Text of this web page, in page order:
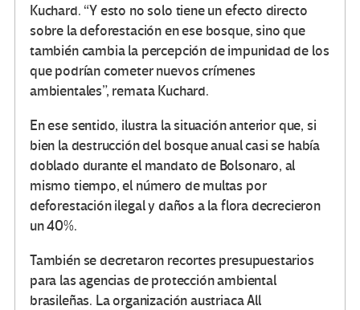
Kuchard. “Y esto no solo tiene un efecto directo
sobre la deforestación en ese bosque, sino que
también cambia la percepción de impunidad de los
que podrían cometer nuevos crímenes
ambientales”, remata Kuchard.
En ese sentido, ilustra la situación anterior que, si
bien la destrucción del bosque anual casi se había
doblado durante el mandato de Bolsonaro, al
mismo tiempo, el número de multas por
deforestación ilegal y daños a la flora decrecieron
un 40%.
También se decretaron recortes presupuestarios
para las agencias de protección ambiental
brasileñas. La organización austriaca All